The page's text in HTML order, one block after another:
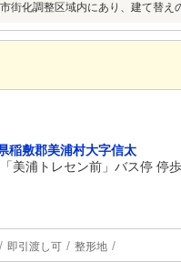
街化調整区域内にあり、建て替え
稲敷郡美浦村大字信太
美浦トレセン前」バス停 停
即引渡し可 整形地